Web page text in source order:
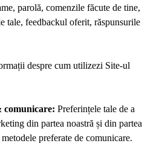
parolă, comenzile făcute de tine,
tale, feedbackul oferit, răspunsurile
despre cum utilizezi Site-ul
comunicare: Preferințele tale de a
din partea noastră și din partea
preferate de comunicare.